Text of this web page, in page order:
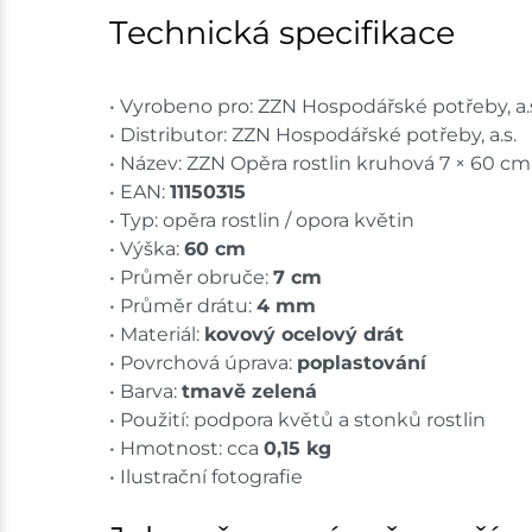
Technická specifikace
• Vyrobeno pro: ZZN Hospodářské potřeby,
• Distributor: ZZN Hospodářské potřeby, a.s.
• Název: ZZN Opěra rostlin kruhová 7 × 60 cm
• EAN: 11150315
• Typ: opěra rostlin / opora květin
• Výška: 60 cm
• Průměr obruče: 7 cm
• Průměr drátu: 4 mm
• Materiál: kovový ocelový drát
• Povrchová úprava: poplastování
• Barva: tmavě zelená
• Použití: podpora květů a stonků rostlin
• Hmotnost: cca 0,15 kg
• Ilustrační fotografie